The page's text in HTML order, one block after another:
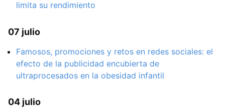
limita su rendimiento
07 julio
Famosos, promociones y retos en redes sociales: el
efecto de la publicidad encubierta de
ultraprocesados en la obesidad infantil
04 julio